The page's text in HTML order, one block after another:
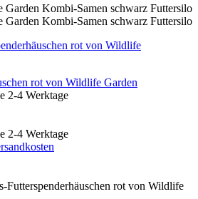
rot von Wildlife Garden
2-4 Werktage
2-4 Werktage